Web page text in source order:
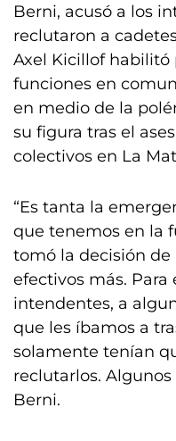
Berni, acusó a los
reclutaron a
Axel Kicillof
funciones en
en medio de la
su figura tras el
colectivos en La
“Es tanta la
que tenemos en la
tomó la decisión de
efectivos más. Para
intendentes, a
que les íbamos a
solamente tenían
reclutarlos.
Berni.